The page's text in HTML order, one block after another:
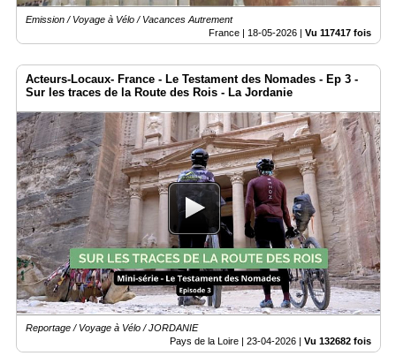
Emission / Voyage à Vélo / Vacances Autrement
France | 18-05-2026 | Vu 117417 fois
Acteurs-Locaux- France - Le Testament des Nomades - Ep 3 -
Sur les traces de la Route des Rois - La Jordanie
Reportage / Voyage à Vélo / JORDANIE
Pays de la Loire | 23-04-2026 Vu 132682 fois